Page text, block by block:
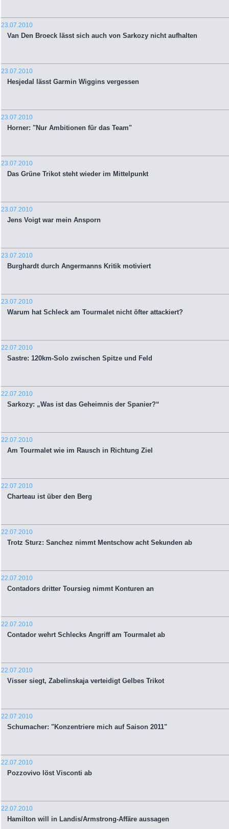
23.07.2010
Van Den Broeck lässt sich auch von Sarkozy nicht aufhalten
23.07.2010
Hesjedal lässt Garmin Wiggins vergessen
23.07.2010
Horner: "Nur Ambitionen für das Team"
23.07.2010
Das Grüne Trikot steht wieder im Mittelpunkt
23.07.2010
Jens Voigt war mein Ansporn
23.07.2010
Burghardt durch Angermanns Kritik motiviert
23.07.2010
Warum hat Schleck am Tourmalet nicht öfter attackiert?
22.07.2010
Sastre: 120km-Solo zwischen Spitze und Feld
22.07.2010
Sarkozy: „Was ist das Geheimnis der Spanier?“
22.07.2010
Am Tourmalet wie im Rausch in Richtung Ziel
22.07.2010
Charteau ist über den Berg
22.07.2010
Trotz Sturz: Sanchez nimmt Mentschow acht Sekunden ab
22.07.2010
Contadors dritter Toursieg nimmt Konturen an
22.07.2010
Contador wehrt Schlecks Angriff am Tourmalet ab
22.07.2010
Visser siegt, Zabelinskaja verteidigt Gelbes Trikot
22.07.2010
Schumacher: "Konzentriere mich auf Saison 2011"
22.07.2010
Pozzovivo löst Visconti ab
22.07.2010
Hamilton will in Landis/Armstrong-Affäre aussagen